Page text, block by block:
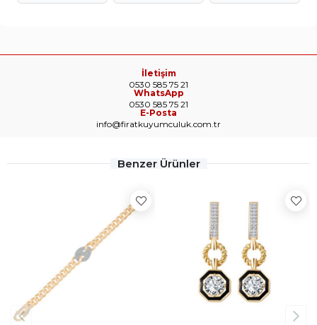
İletişim
0530 585 75 21
WhatsApp
0530 585 75 21
E-Posta
info@firatkuyumculuk.com.tr
Benzer Ürünler